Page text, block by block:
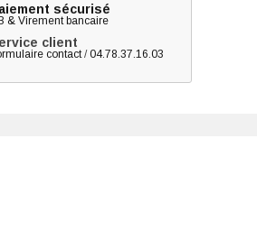
sécurisé
& Virement bancaire
client
contact/04.78.37.16.03